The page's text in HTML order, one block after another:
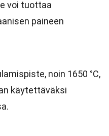
voi tuottaa
paineen
noin 1650 °C,
käytettäväksi